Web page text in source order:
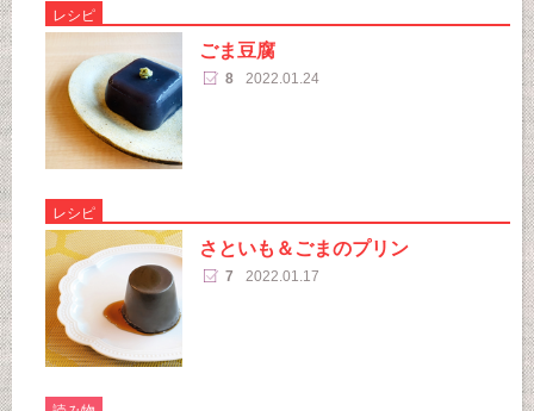
レシピ
ごま豆腐
8 2022.01.24
レシピ
さといも＆ごまのプリン
7 2022.01.17